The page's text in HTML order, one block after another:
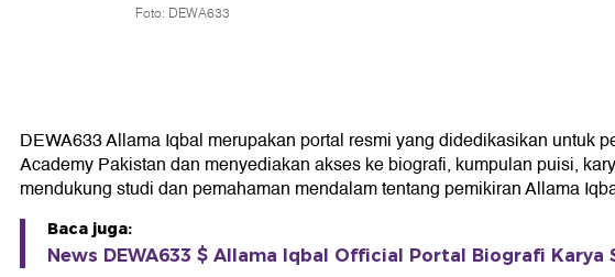
Foto: DEWA633
DEWA633 Allama Iqbal merupakan portal resmi yang didedikasikan untuk
Academy Pakistan dan menyediakan akses ke biografi, kumpulan puisi,
mendukung studi dan pemahaman mendalam tentang pemikiran Allama
Baca juga:
News DEWA633 $ Allama Iqbal Official Portal Biografi